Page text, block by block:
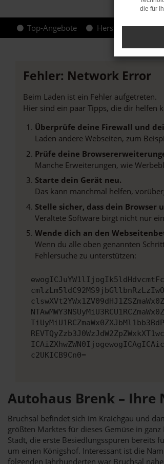
Top-Angebote Hersteller-Info
Fehler: Network Error
Beim Laden ist ein Fehler aufgetreten.
Hier sind ein paar Tipps, die dir helfen
Überprüfe deine Firewall und
Laden andere Webseiten, zum
Prüfe deine
Manche Erweiterungen, wie
Starte dein Gerät neu.
Das kann manchmal helfen,
Stelle sicher, dass dein Browser
Veraltete Software birgt nicht nur
Wende dich an den
Wenn du alle oben genannten
Fehlersuche zu unterstützen:
c2UKICB9Cn0=
Autohaus Brenk – Ihre
Bruchsal befindet sich im Kraichgau und
größten Marktes für dieses Gemüse in
Stadt, die erste Besiedlungsspuren bereits
um einen Königshof. Interessant ist die
folgenden Jahrhunderten war Bruchsal
die für